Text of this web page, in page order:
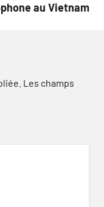
au Vietnam
Les champs